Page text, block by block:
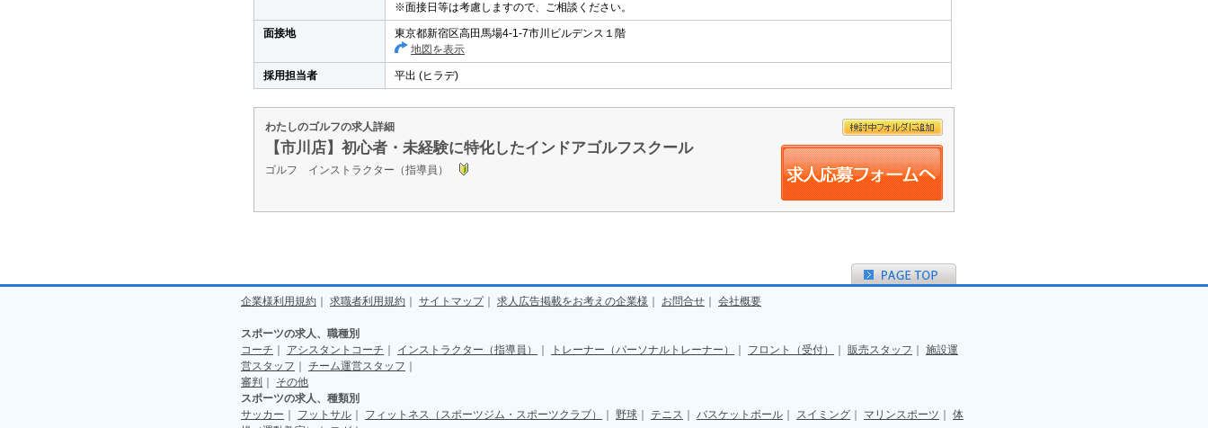
※面接日等は考慮しますので、ご相談ください。
面接地
東京都新宿区高田馬場4-1-7市川ビルデンス１階
地図を表示
採用担当者 平出 (ヒラデ)
わたしのゴルフの求人詳細
【市川店】初心者・未経験に特化したインドアゴルフスクール
ゴルフ インストラクター（指導員）
企業様利用規約 求職者利用規約 サイトマップ｜ 求人広告掲載をお考えの企業様 お問合せ 会社概要
スポーツの求人、職種別
コーチ
アシスタントコーチ インストラクター（指導員） トレーナー（パーソナルトレーナー） フロント（受付） 販売スタッフ
施設運
営スタッフ
チーム運営スタッフ
審判
その他
スポーツの求人、種類別
サッカー
フットサル フィットネス（スポーツジム・スポーツクラブ） 野球 テニス バスケットボール スイミング マリンスポーツ
体